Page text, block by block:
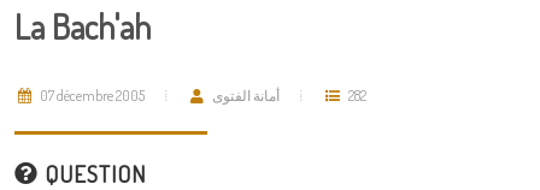
La Bach'ah
07 décembre 2005 أمانة الفتوى 282
QUESTION